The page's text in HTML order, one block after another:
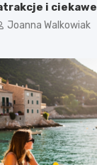
i
Joanna Walkowiak